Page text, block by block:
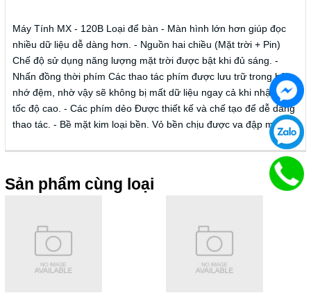
Máy Tính MX - 120B Loại để bàn - Màn hình lớn hơn giúp đọc
nhiều dữ liệu dễ dàng hơn. - Nguồn hai chiều (Mặt trời + Pin)
Chế độ sử dụng năng lượng mặt trời được bật khi đủ sáng. -
Nhấn đồng thời phím Các thao tác phím được lưu trữ trong bộ
nhớ đệm, nhờ vậy sẽ không bị mất dữ liệu ngay cả khi nhập với
tốc độ cao. - Các phím dẻo Được thiết kế và chế tạo để dễ dàng
thao tác. - Bề mặt kim loại bền. Vỏ bền chịu được va đập mạnh.
Sản phẩm cùng loại